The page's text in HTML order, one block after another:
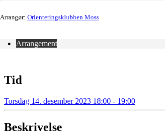
Arrangør: Orienteringsklubben Moss
Arrangement
Tid
Torsdag 14. desember 2023 18:00 - 19:00
Beskrivelse